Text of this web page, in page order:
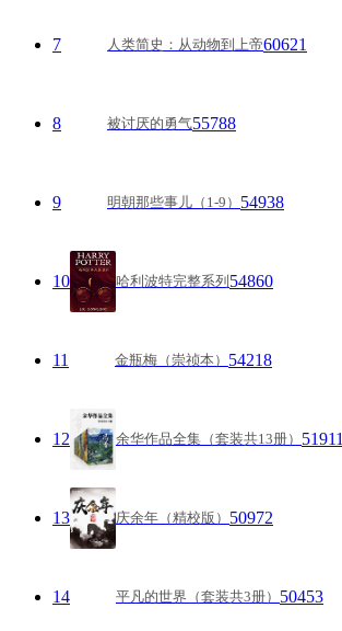
7 人类简史：从动物到上帝60621
8 被讨厌的勇气55788
9 明朝那些事儿（1-9） 54938
10 哈利波特完整系列 54860
11 金瓶梅（崇祯本） 54218
12 余华作品全集（套装共13册） 51911
13 庆余年（精校版） 50972
14 平凡的世界（套装共3册） 50453